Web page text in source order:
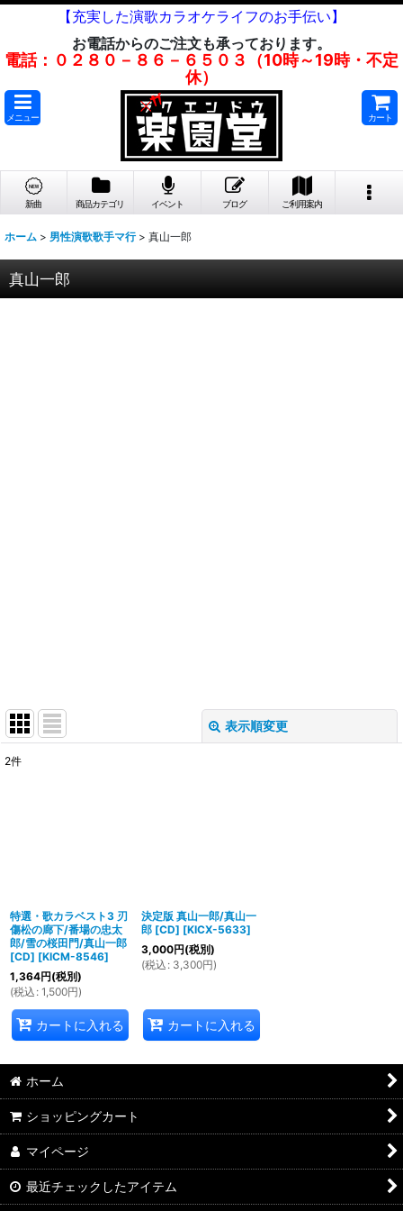
【充実した演歌カラオケライフのお手伝い】
お電話からのご注文も承っております。
電話：０２８０－８６－６５０３（10時～19時・不定
休）
メニュー カート
新曲 商品カテゴリ イベント ブログ ご利用案内
ホーム > 男性演歌歌手マ行 > 真山一郎
真山一郎
表示順変更
2件
特選・歌カラベスト3 刃
傷松の廊下/番場の忠太
郎/雪の桜田門/真山一郎
[CD] [KICM-8546]
1,364円(税別)
(税込 : 1,500円)
カートに入れる
決定版 真山一郎/真山一
郎 [CD] [KICX-5633]
3,000円(税別)
(税込 : 3,300円)
カートに入れる
ホーム
ショッピングカート
マイページ
最近チェックしたアイテム